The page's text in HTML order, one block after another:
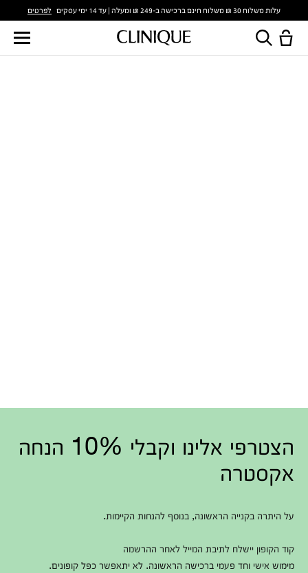
עלות משלוח 30 ₪ משלוח חינם ברכישה ב-249 ₪ ומעלה | עד 14 ימי עסקים לפרטים
הצטרפי אלינו וקבלי 10% הנחה
אקסטרה
על היתרה בקנייה הראשונה, בנוסף להנחות הקיימות.
קוד הקופון יישלח לתיבת המייל לאחר ההרשמה
מימוש אישי וחד פעמי ברכישה הראשונה. לא יתאפשר כפל קופונים.